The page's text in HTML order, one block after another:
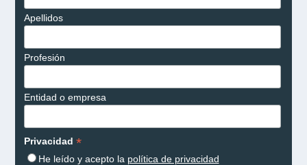
Apellidos
Profesión
Entidad o empresa
Privacidad *
He leído y acepto la política de privacidad